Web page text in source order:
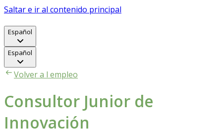
Saltar e ir al contenido principal
Español
Español
Volver a l empleo
Consultor Junior de
Innovación